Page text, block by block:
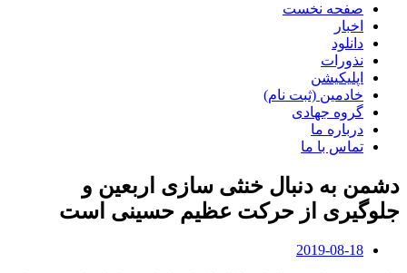
صفحه نخست
اخبار
دانلود
نذورات
اپلیکیشن
خادمین (ثبت نام)
گروه جهادی
درباره ما
تماس با ما
دشمن به دنبال خنثی‌ سازی اربعین و
جلوگیری از حرکت عظیم حسینی است
2019-08-18